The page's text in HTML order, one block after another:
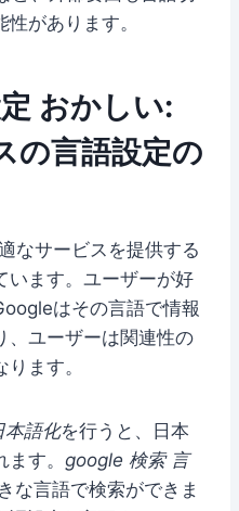
があります。
おかしい:
の言語設定の
なサービスを提供する
います。ユーザーが好
はその言語で情報
、ユーザーは関連性の
ます。
語化を行うと、日本
す。 google 検索 言
な言語で検索ができま